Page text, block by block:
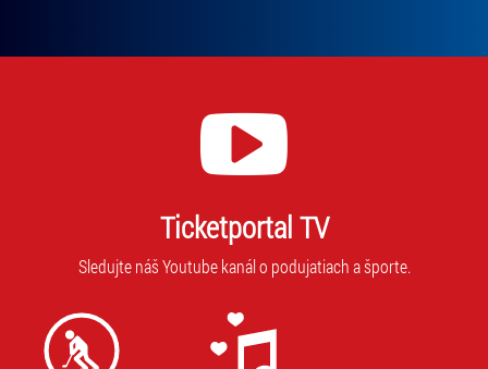
Ticketportal TV
Sledujte náš Youtube kanál o podujatiach a športe.